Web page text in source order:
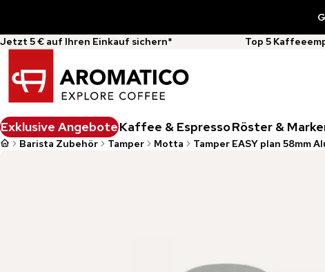
Jetzt 5 € auf Ihren Einkauf sichern*
Top 5
Exklusive AngeboteKaffee & EspressoRöster &
Barista Zubehör Tamper Motta Tamper EASY plan 58mm